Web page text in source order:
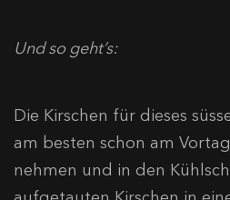
Und so geht’s:
Die Kirschen für dieses
am besten schon am
nehmen und in den